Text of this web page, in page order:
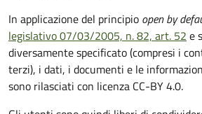
In applicazione del principio open by
legislativo 07/03/2005, n. 82, art. 52 e
diversamente specificato (compresi i
terzi), i dati, i documenti e le
sono rilasciati con licenza CC-BY 4.0.